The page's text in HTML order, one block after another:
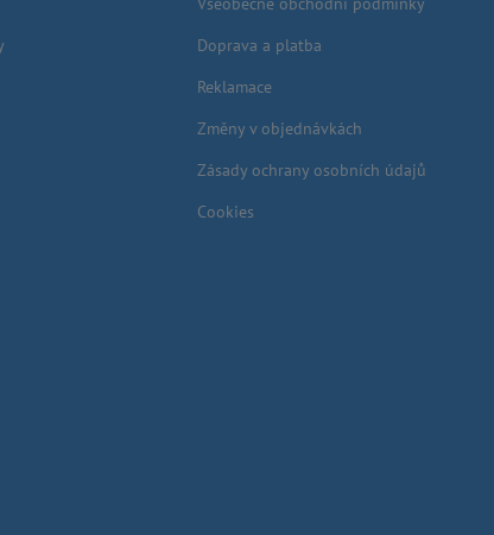
Doprava a platba
Reklamace
Změny v objednávkách
Zásady ochrany osobních údajů
Cookies